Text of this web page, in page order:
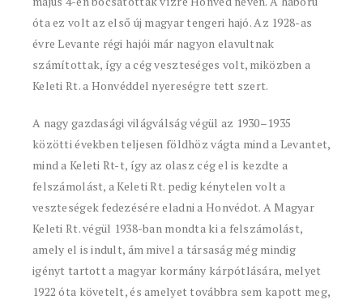
óta ez volt az első új magyar tengeri hajó. Az 1928-as
évre Levante régi hajói már nagyon elavultnak
számítottak, így a cég veszteséges volt, miközben a
Keleti Rt. a Honvéddel nyereségre tett szert.
A nagy gazdasági világválság végül az 1930–1935
közötti években teljesen földhöz vágta mind a Levantet,
mind a Keleti Rt-t, így az olasz cég el is kezdte a
felszámolást, a Keleti Rt. pedig kénytelen volt a
veszteségek fedezésére eladni a Honvédot. A Magyar
Keleti Rt. végül 1938-ban mondta ki a felszámolást,
amely el is indult, ám mivel a társaság még mindig
igényt tartott a magyar kormány kárpótlására, melyet
1922 óta követelt, és amelyet továbbra sem kapott meg,